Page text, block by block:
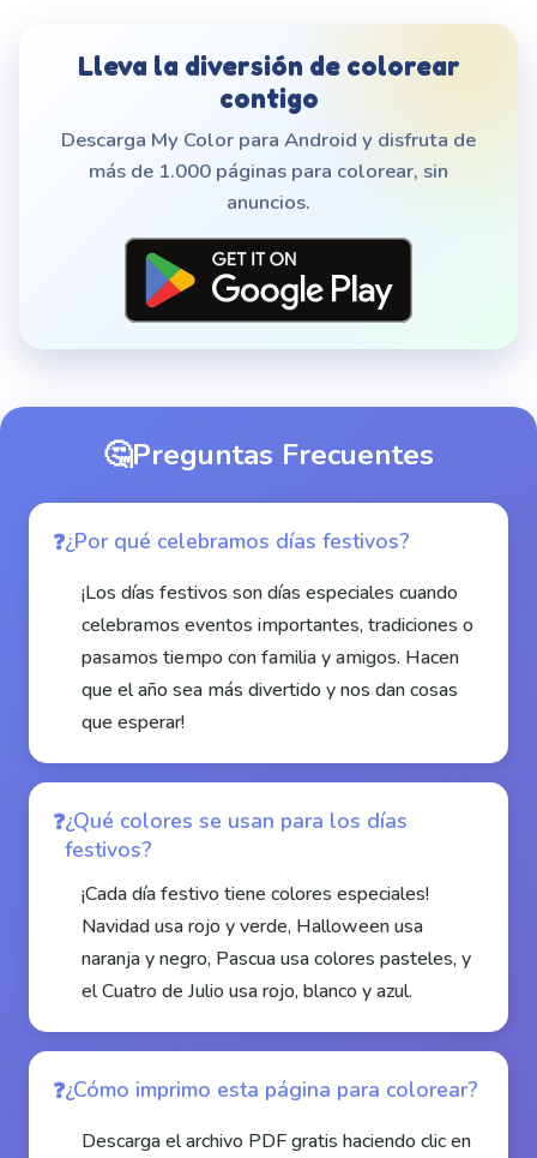
Lleva la diversión de colorear
contigo
Descarga My Color para Android y disfruta de
más de 1.000 páginas para colorear, sin
anuncios.
🤔Preguntas Frecuentes
¿Por qué celebramos días festivos?
¡Los días festivos son días especiales cuando
celebramos eventos importantes, tradiciones o
pasamos tiempo con familia y amigos. Hacen
que el año sea más divertido y nos dan cosas
que esperar!
¿Qué colores se usan para los días
festivos?
¡Cada día festivo tiene colores especiales!
Navidad usa rojo y verde, Halloween usa
naranja y negro, Pascua usa colores pasteles, y
el Cuatro de Julio usa rojo, blanco y azul.
¿Cómo imprimo esta página para colorear?
Descarga el archivo PDF gratis haciendo clic en